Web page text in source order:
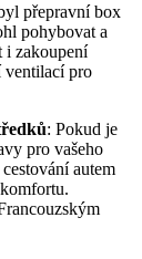
přepravní box
pohybovat a
i zakoupení
ventilací pro
: Pokud je
pro vašeho
autem